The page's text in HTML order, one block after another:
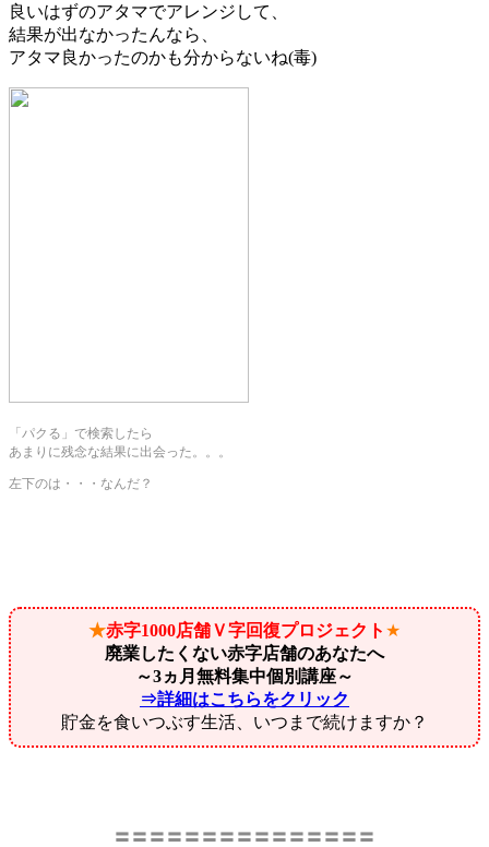
良いはずのアタマでアレンジして、
結果が出なかったんなら、
アタマ良かったのかも分からないね(毒)
「パクる」で検索したら
あまりに残念な結果に出会った。。。
左下のは・・・なんだ？
★赤字1000店舗Ｖ字回復プロジェクト ★
廃業したくない赤字店舗のあなたへ
～3ヵ月無料集中個別講座～
⇒詳細はこちらをクリック
貯金を食いつぶす生活、いつまで続けますか？
〓〓〓〓〓〓〓〓〓〓〓〓〓〓〓